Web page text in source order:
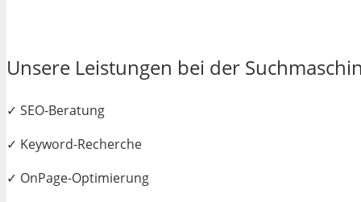
Unsere Leistungen bei der
✓ SEO-Beratung
✓ Keyword-Recherche
✓ OnPage-Optimierung